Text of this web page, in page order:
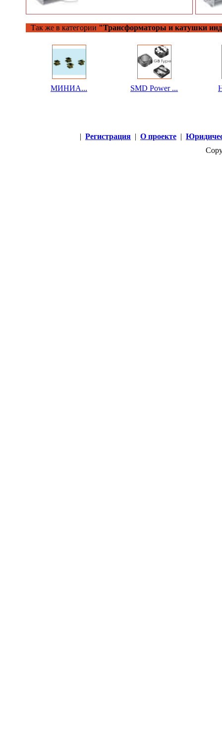
Так же в категории "Трансформаторы и катушки
МИНИА... SMD Power ...
| Регистрация | О проекте |